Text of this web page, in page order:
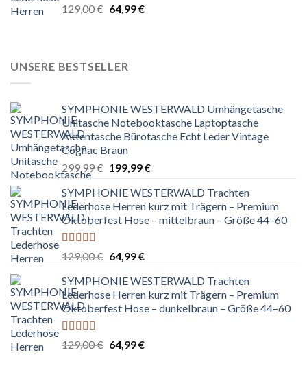
Bewertet
5.00
129,00€ Ursprünglicher
64,99€Aktueller
UNSERE BESTSELLER
SYMPHONIE WESTERWALD Umhängetasche
Unitasche Notebooktasche Laptoptasche
Aktentasche Bürotasche Echt Leder Vintage
Cognac Braun
299,99€ Ursprünglicher
war:
299,99 €
199,99€Aktueller
ist:
199,99 €.
SYMPHONIE WESTERWALD Trachten
Lederhose Herren kurz mit Trägern – Premium
Oktoberfest Hose – mittelbraun – Größe 44–60
Bewertet
5.00
5
129,00€ Ursprünglicher
war:
129,00 €
64,99€Aktueller
ist:
64,99 €.
SYMPHONIE WESTERWALD Trachten
Lederhose Herren kurz mit Trägern – Premium
Oktoberfest Hose – dunkelbraun – Größe 44–60
Bewertet
5.00
129,00€ Ursprünglicher
64,99€Aktueller